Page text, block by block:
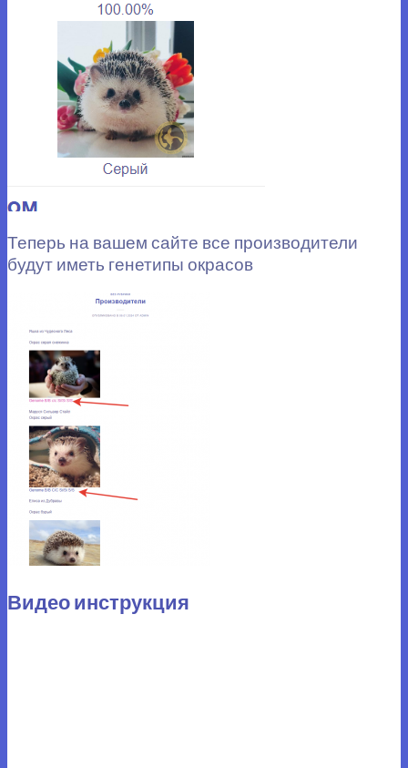
Теперь на вашем сайте все производители
будут иметь генетипы окрасов
Видео инструкция